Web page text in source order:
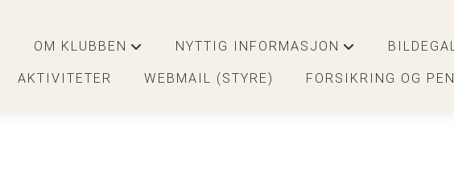
OM KLUBBEN NYTTIG INFORMASJON
AKTIVITETER WEBMAIL (STYRE) FORSIKRING OG